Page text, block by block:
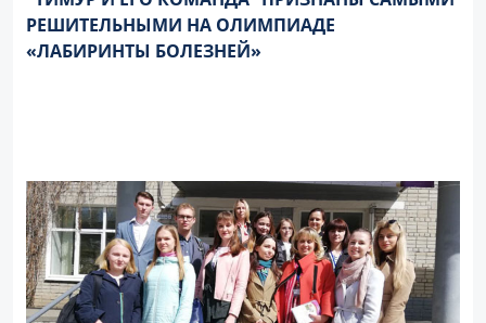
РЕШИТЕЛЬНЫМИ НА ОЛИМПИАДЕ
«ЛАБИРИНТЫ БОЛЕЗНЕЙ»